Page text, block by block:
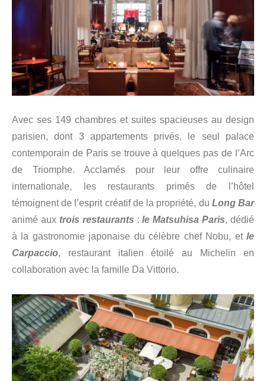
Avec ses 149 chambres et suites spacieuses au design
parisien, dont 3 appartements privés, le seul palace
contemporain de Paris se trouve à quelques pas de l’Arc
de Triomphe. Acclamés pour leur offre culinaire
internationale, les restaurants primés de l’hôtel
témoignent de l’esprit créatif de la propriété, du Long Bar
animé aux trois restaurants :le Matsuhisa Paris, dédié
à la gastronomie japonaise du célèbre chef Nobu, et le
Carpaccio, restaurant italien étoilé au Michelin en
collaboration avec la famille Da Vittorio.